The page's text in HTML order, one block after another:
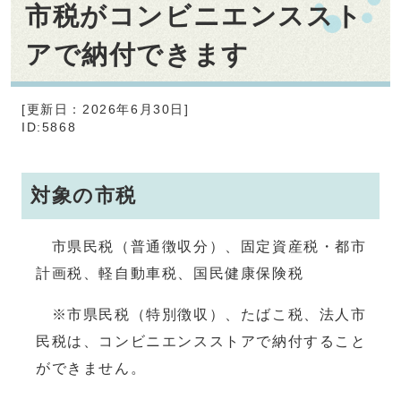
市税がコンビニエンススト
アで納付できます
[更新日：2026年6月30日]
ID:5868
対象の市税
市県民税（普通徴収分）、固定資産税・都市
計画税、軽自動車税、国民健康保険税
※市県民税（特別徴収）、たばこ税、法人市
民税は、コンビニエンスストアで納付すること
ができません。